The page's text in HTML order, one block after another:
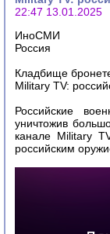
22:47 13.01.2025
ИноСМИ
Россия
Кладбище
Military TV:
Российские
уничтожив
канале Military
российским